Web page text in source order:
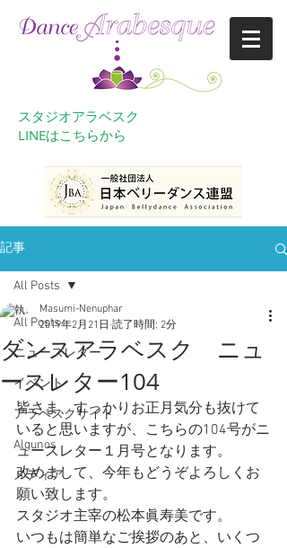
スタジオアラベスク
​LINEはこちらから
記事
All Posts
ニュースレター
イベント
アラベスクサイト
Algunos
メディア
All Posts
ダンスアラベスク ニュ
ースレター104
Masumi-Nenuphar
2019年2月21日 読了時間: 2分
皆さま、すっかりお正月気分も抜けて
いると思いますが、こちらの104号がニ
ュースレター１月号となります。
改めまして、今年もどうぞよろしくお
願い致します。
スタジオ主宰の松本眞寿美です。
いつもは簡単なご挨拶のあと、いくつ